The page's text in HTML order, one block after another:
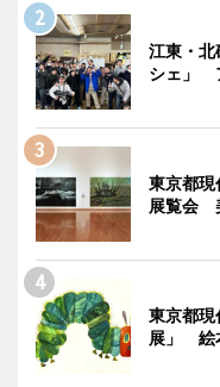
江東・北
シェ」
東京都現
展覧会
東京都現
展」 絵